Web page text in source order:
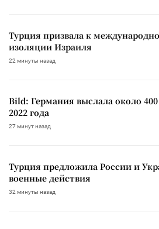
Турция призвала к
изоляции Израиля
22 минуты назад
Bild: Германия выслала около
2022 года
27 минут назад
Турция предложила России и
военные действия
32 минуты назад